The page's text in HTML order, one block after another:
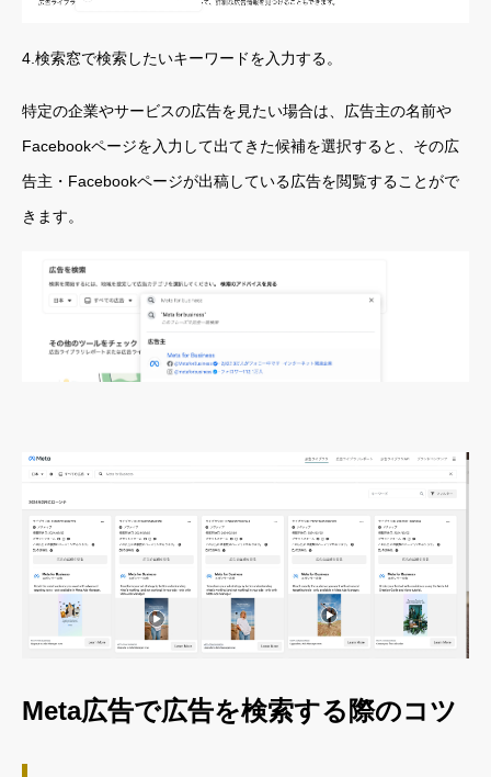
4.検索窓で検索したいキーワードを入力する。
特定の企業やサービスの広告を見たい場合は、広告主の名前や
Facebookページを入力して出てきた候補を選択すると、その広
告主・Facebookページが出稿している広告を閲覧することがで
きます。
Meta広告で広告を検索する際のコツ